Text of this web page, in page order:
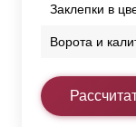
Заклепки в
Ворота и